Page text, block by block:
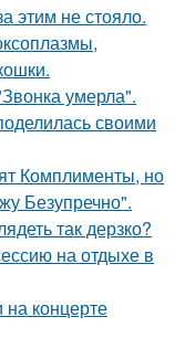
этим не стояло.
умерла".
своими
Комплименты, но
Безупречно".
так дерзко?
на отдыхе в
на концерте